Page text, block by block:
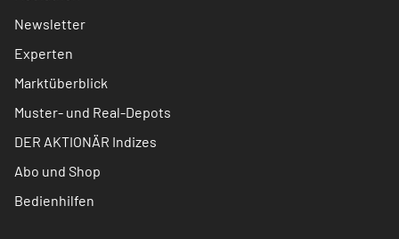
Newsletter
Experten
Marktüberblick
Muster- und Real-Depots
DER AKTIONÄR Indizes
Abo und Shop
Bedienhilfen